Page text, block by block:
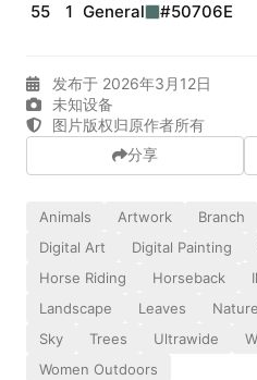
55 1 General #50706E
发布于 2026年3月12日
未知设备
图片版权归原作者所有
分享
Animals Artwork Branch
Digital Art
Digital Painting
Horse Riding
Horseback
Landscape
Leaves Nature
Sky
Trees Ultrawide
Women Outdoors
弹幕会在下方多行滚动展示；匿名发
加载弹幕...
相关壁纸